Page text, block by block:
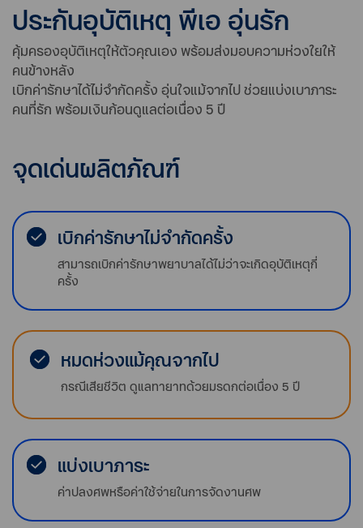
ประกันอุบัติเหตุ พีเอ อุ่นรัก
คุ้มครองอุบัติเหตุให้ตัวคุณเอง พร้อมส่งมอบความห่วงใยให้
คนข้างหลัง
เบิกค่ารักษาได้ไม่จำกัดครั้ง อุ่นใจแม้จากไป ช่วยแบ่งเบาภาระ
คนที่รัก พร้อมเงินก้อนดูแลต่อเนื่อง 5 ปี
จุดเด่นผลิตภัณฑ์
เบิกค่ารักษาไม่จำกัดครั้ง
สามารถเบิกค่ารักษาพยาบาลได้ไม่ว่าจะเกิดอุบัติเหตุกี่
ครั้ง
หมดห่วงแม้คุณจากไป
กรณีเสียชีวิต ดูแลทายาทด้วยมรดกต่อเนื่อง 5 ปี
แบ่งเบาภาระ
ค่าปลงศพหรือค่าใช้จ่ายในการจัดงานศพ